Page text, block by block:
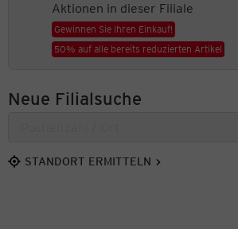
Aktionen in dieser Filiale
Gewinnen Sie Ihren Einkauf!
50% auf alle bereits reduzierten Artikel
Neue Filialsuche
STANDORT ERMITTELN